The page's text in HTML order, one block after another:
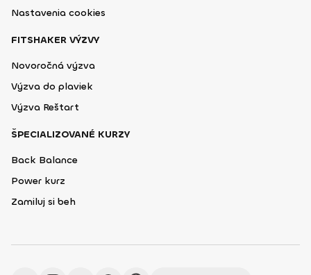
Nastavenia cookies
FITSHAKER VÝZVY
Novoročná výzva
Výzva do plaviek
Výzva Reštart
ŠPECIALIZOVANÉ KURZY
Back Balance
Power kurz
Zamiluj si beh